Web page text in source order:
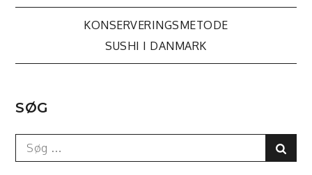
Indlægsnavigation
KONSERVERINGSMETODE
SUSHI I DANMARK
SØG
Search
for: